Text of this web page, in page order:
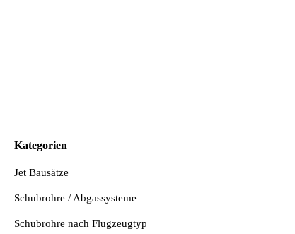
Kategorien
Jet Bausätze
Schubrohre / Abgassysteme
Schubrohre nach Flugzeugtyp